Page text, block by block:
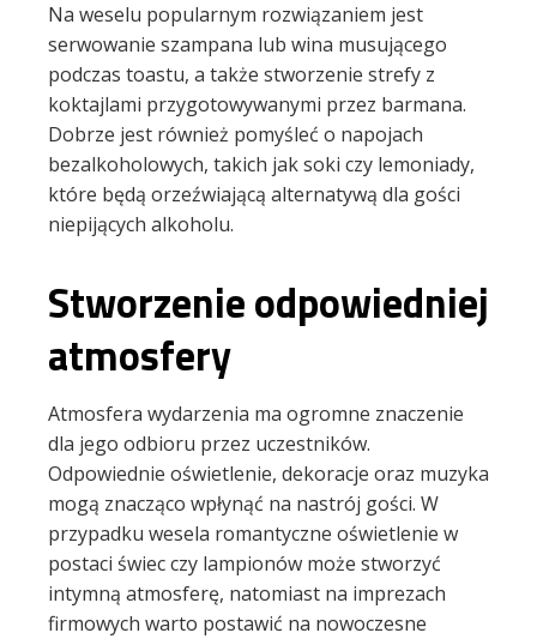
Na weselu popularnym rozwiązaniem jest
serwowanie szampana lub wina musującego
podczas toastu, a także stworzenie strefy z
koktajlami przygotowywanymi przez barmana.
Dobrze jest również pomyśleć o napojach
bezalkoholowych, takich jak soki czy lemoniady,
które będą orzeźwiającą alternatywą dla gości
niepijących alkoholu.
Stworzenie odpowiedniej
atmosfery
Atmosfera wydarzenia ma ogromne znaczenie
dla jego odbioru przez uczestników.
Odpowiednie oświetlenie, dekoracje oraz muzyka
mogą znacząco wpłynąć na nastrój gości. W
przypadku wesela romantyczne oświetlenie w
postaci świec czy lampionów może stworzyć
intymną atmosferę, natomiast na imprezach
firmowych warto postawić na nowoczesne